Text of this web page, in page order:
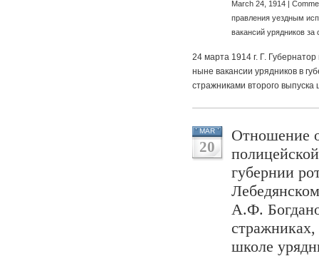
March 24, 1914 |
правления уездным
вакансий урядников
24 марта 1914 г. Г.
ныне вакансии урядников в
стражниками второго
MAR
20
Отношение
губернии
А.Ф.
школе